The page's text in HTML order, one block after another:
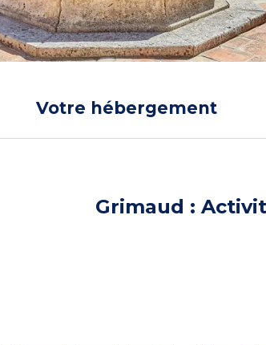
Votre hébergement
Grimaud :